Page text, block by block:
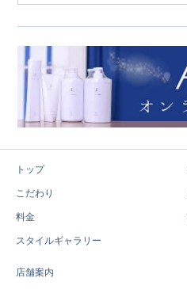
トップ
こだわり
料金
スタイルギャラリー
店舗案内